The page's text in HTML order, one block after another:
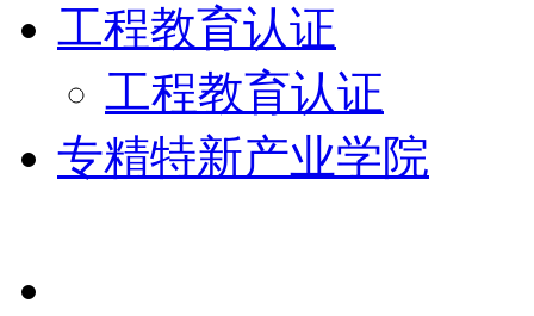
工程教育认证
工程教育认证
专精特新产业学院